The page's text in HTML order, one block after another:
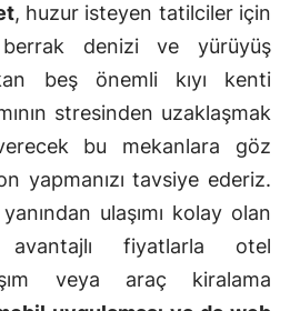
, huzur isteyen tatilciler için
denizi ve yürüyüş
beş önemli kıyı kenti
stresinden uzaklaşmak
bu mekanlara göz
yapmanızı tavsiye ederiz.
ulaşımı kolay olan
fiyatlarla otel
veya araç kiralama